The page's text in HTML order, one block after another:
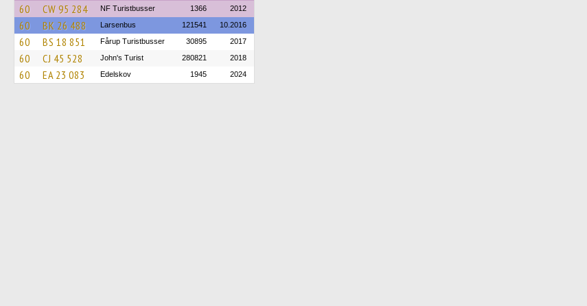
60 CW 95 284 NF Turistbusser 1366 2012
60 BK 26 488 Larsenbus 121541 10.2016
60 BS 18 851 Fårup Turistbusser 30895 2017
60 CJ 45 528 John's Turist 280821 2018
60 EA 23 083 Edelskov 1945 2024